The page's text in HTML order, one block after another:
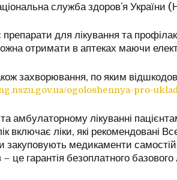
служба здоровʼя України
для лікування та
отримати в аптеках маючи
захворювання, по яким
ogoloshennya-pro-
амбулаторному лікуванні
включає ліки, які рекомендовані
закуповують медикаменти
– це гарантія безоплатного базового